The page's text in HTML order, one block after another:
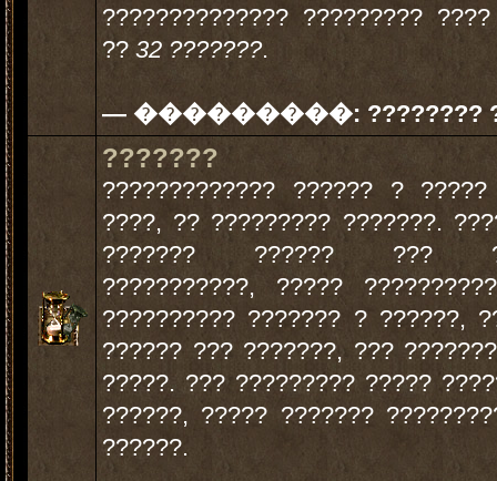
?????????????? ?????????
?? 32 ???????.
— ���������: ????????
???????
????????????? ?????? ? ?????
????, ?? ????????? ???????.
??????? ?????? ???
???????????, ?????
?????????? ??????? ? ??????,
?????? ??? ???????, ???
?????. ??? ????????? ?????
??????, ????? ???????
??????.